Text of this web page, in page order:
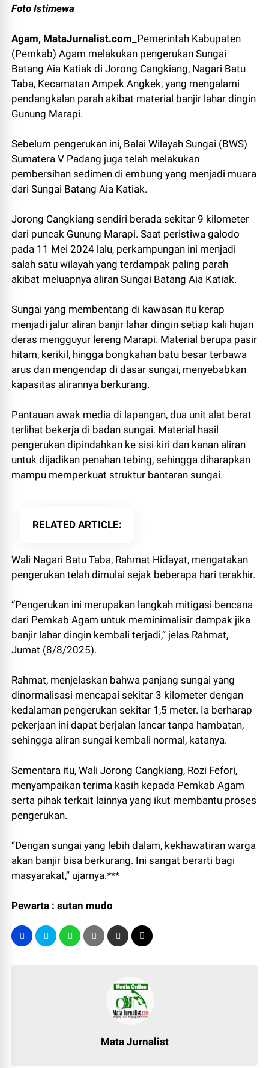
Foto Istimewa
Agam, MataJurnalist.com_ Pemerintah Kabupaten
(Pemkab) Agam melakukan pengerukan Sungai
Batang Aia Katiak di Jorong Cangkiang, Nagari Batu
Taba, Kecamatan Ampek Angkek, yang mengalami
pendangkalan parah akibat material banjir lahar dingin
Gunung Marapi.
Sebelum pengerukan ini, Balai Wilayah Sungai (BWS)
Sumatera V Padang juga telah melakukan
pembersihan sedimen di embung yang menjadi muara
dari Sungai Batang Aia Katiak.
Jorong Cangkiang sendiri berada sekitar 9 kilometer
dari puncak Gunung Marapi. Saat peristiwa galodo
pada 11 Mei 2024 lalu, perkampungan ini menjadi
salah satu wilayah yang terdampak paling parah
akibat meluapnya aliran Sungai Batang Aia Katiak.
Sungai yang membentang di kawasan itu kerap
menjadi jalur aliran banjir lahar dingin setiap kali hujan
deras mengguyur lereng Marapi. Material berupa pasir
hitam, kerikil, hingga bongkahan batu besar terbawa
arus dan mengendap di dasar sungai, menyebabkan
kapasitas alirannya berkurang.
Pantauan awak media di lapangan, dua unit alat berat
terlihat bekerja di badan sungai. Material hasil
pengerukan dipindahkan ke sisi kiri dan kanan aliran
untuk dijadikan penahan tebing, sehingga diharapkan
mampu memperkuat struktur bantaran sungai.
RELATED ARTICLE
Wali Nagari Batu Taba, Rahmat Hidayat, mengatakan
pengerukan telah dimulai sejak beberapa hari terakhir.
“Pengerukan ini merupakan langkah mitigasi bencana
dari Pemkab Agam untuk meminimalisir dampak jika
banjir lahar dingin kembali terjadi,” jelas Rahmat,
Jumat (8/8/2025).
Rahmat, menjelaskan bahwa panjang sungai yang
dinormalisasi mencapai sekitar 3 kilometer dengan
kedalaman pengerukan sekitar 1,5 meter. Ia berharap
pekerjaan ini dapat berjalan lancar tanpa hambatan,
sehingga aliran sungai kembali normal, katanya.
Sementara itu, Wali Jorong Cangkiang, Rozi Fefori,
menyampaikan terima kasih kepada Pemkab Agam
serta pihak terkait lainnya yang ikut membantu proses
pengerukan.
“Dengan sungai yang lebih dalam, kekhawatiran warga
akan banjir bisa berkurang. Ini sangat berarti bagi
masyarakat,” ujarnya.***
Pewarta : sutan mudo
Mata Jurnalist